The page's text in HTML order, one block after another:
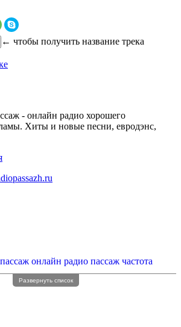
← чтобы получить название трека
- онлайн радио хорошего
Хиты и новые песни, евродэнс,
онлайн радио пассаж частота
Развернуть список